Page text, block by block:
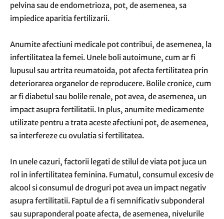
pelvina sau de endometrioza, pot, de asemenea, sa
impiedice aparitia fertilizarii.
Anumite afectiuni medicale pot contribui, de asemenea, la
infertilitatea la femei. Unele boli autoimune, cum ar fi
lupusul sau artrita reumatoida, pot afecta fertilitatea prin
deteriorarea organelor de reproducere. Bolile cronice, cum
ar fi diabetul sau bolile renale, pot avea, de asemenea, un
impact asupra fertilitatii. In plus, anumite medicamente
utilizate pentru a trata aceste afectiuni pot, de asemenea,
sa interfereze cu ovulatia si fertilitatea.
In unele cazuri, factorii legati de stilul de viata pot juca un
rol in infertilitatea feminina. Fumatul, consumul excesiv de
alcool si consumul de droguri pot avea un impact negativ
asupra fertilitatii. Faptul de a fi semnificativ subponderal
sau supraponderal poate afecta, de asemenea, nivelurile